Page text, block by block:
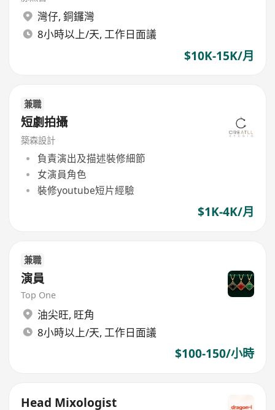
灣仔, 銅鑼灣
8小時以上/天, 工作日面議
$10K-15K/月
兼職
短劇拍攝
築森設計
負責演出及描述裝修細節
女演員角色
裝修youtube短片經驗
$1K-4K/月
兼職
演員
Top One
油尖旺, 旺角
8小時以上/天, 工作日面議
$100-150/小時
Head Mixologist